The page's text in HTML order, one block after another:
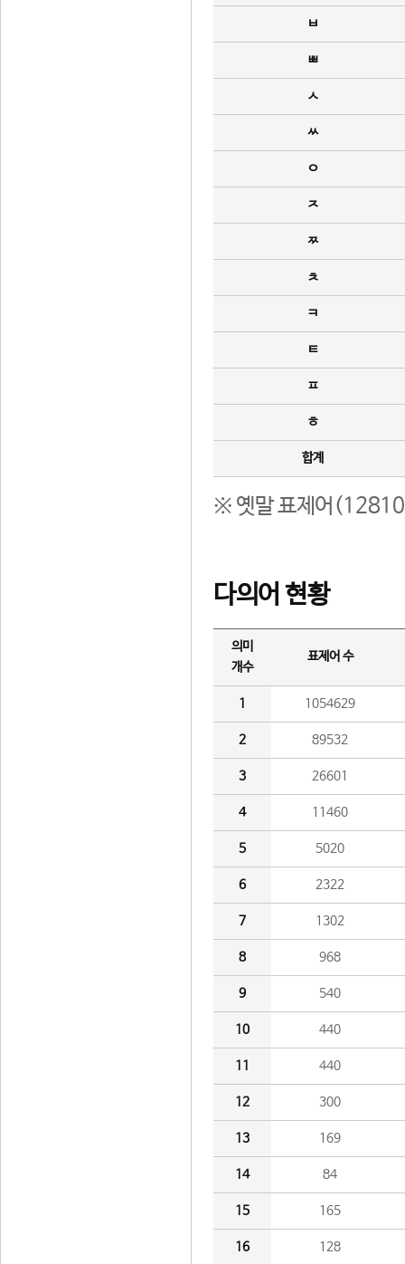
ㅂ
ㅃ
ㅅ
ㅆ
ㅇ
ㅈ
ㅉ
ㅊ
ㅋ
ㅌ
ㅍ
ㅎ
합계
※ 옛말 표제어(12810
다의어 현황
의미
개수
표제어 수
1 1054629
2 89532
3 26601
4 11460
5 5020
6 2322
7 1302
8 968
9 540
10 440
11 440
12 300
13 169
14 84
15 165
16 128